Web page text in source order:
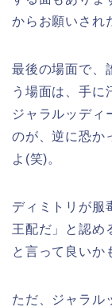
からお願いされ
最後の場面で、
う場面は、手に
ジャラルッディ
のが、逆に恐か
よ(笑)。
ディミトリが服
王配だ」と認め
と言って良いか
ただ、ジャラル